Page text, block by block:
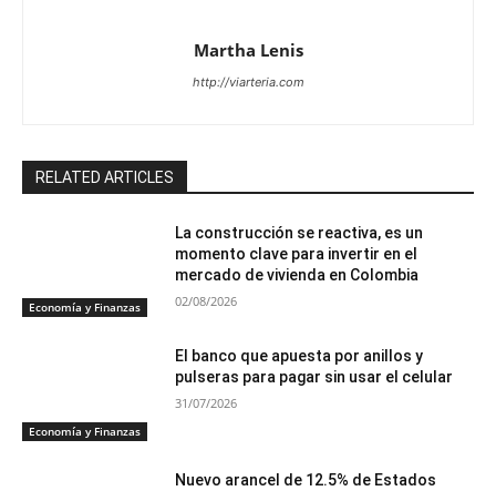
Martha Lenis
http://viarteria.com
RELATED ARTICLES
Economía y Finanzas
La construcción se reactiva, es un
momento clave para invertir en el
mercado de vivienda en Colombia
02/08/2026
Economía y Finanzas
El banco que apuesta por anillos y
pulseras para pagar sin usar el celular
31/07/2026
Nuevo arancel de 12.5% de Estados